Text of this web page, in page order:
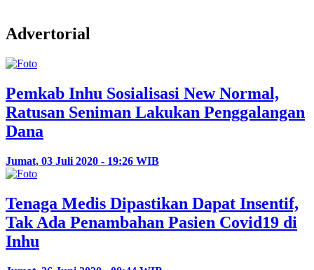
Advertorial
Pemkab Inhu Sosialisasi New Normal,
Ratusan Seniman Lakukan Penggalangan
Dana
Jumat, 03 Juli 2020 - 19:26 WIB
Tenaga Medis Dipastikan Dapat Insentif,
Tak Ada Penambahan Pasien Covid19 di
Inhu